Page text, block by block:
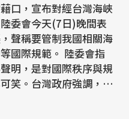
口，宣布對經台灣海峽
委會今天(7日)晚間表
聲稱要管制我國相關海
範。 陸委會指
明，是對國際秩序與規
笑。台灣政府強調，中